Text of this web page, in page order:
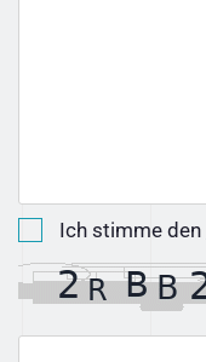
Ich stimme den